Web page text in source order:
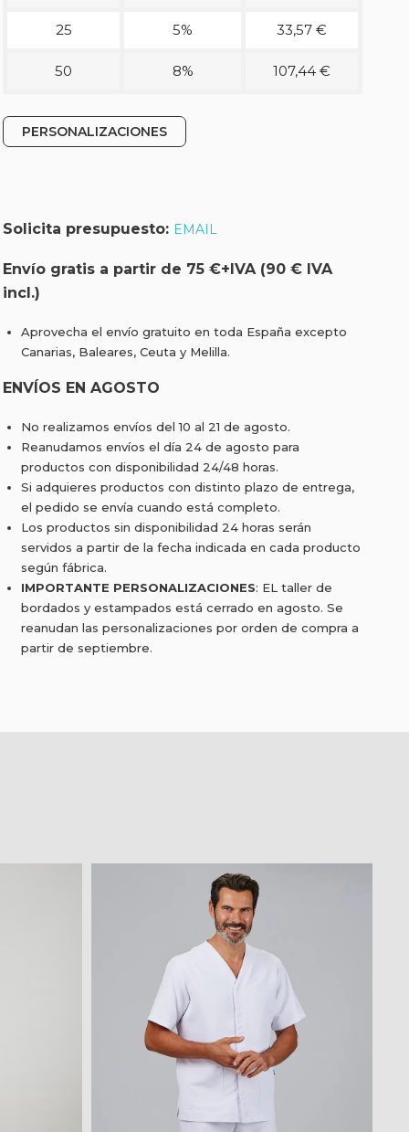
25 5% 33,57 €
50 8% 107,44 €
PERSONALIZACIONES
Solicita presupuesto: EMAIL
Envío gratis a partir de 75 €+IVA (90 € IVA
incl.)
Aprovecha el envío gratuito en toda España excepto
Canarias, Baleares, Ceuta y Melilla.
ENVÍOS EN AGOSTO
No realizamos envíos del 10 al 21 de agosto.
Reanudamos envíos el día 24 de agosto para
productos con disponibilidad 24/48 horas.
Si adquieres productos con distinto plazo de entrega,
el pedido se envía cuando está completo.
Los productos sin disponibilidad 24 horas serán
servidos a partir de la fecha indicada en cada producto
según fábrica.
IMPORTANTE PERSONALIZACIONES: EL taller de
bordados y estampados está cerrado en agosto. Se
reanudan las personalizaciones por orden de compra a
partir de septiembre.